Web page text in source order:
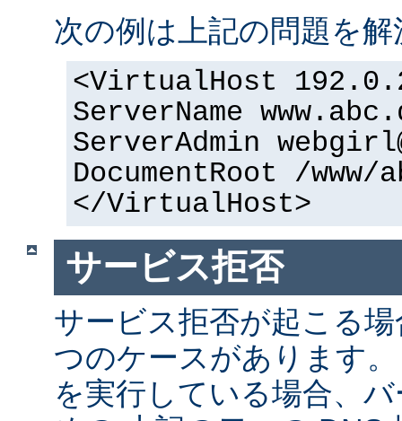
次の例は上記の問題を
<VirtualHost
ServerName
ServerAdmin
DocumentRoot /www/
</VirtualHost>
サービス拒否
サービス拒否が起こる
つのケースがあります
を実行している場合、